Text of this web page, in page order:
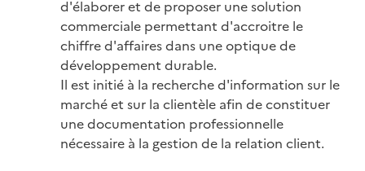
d'élaborer et de proposer une solution
commerciale permettant d'accroitre le
chiffre d'affaires dans une optique de
développement durable.
Il est initié à la recherche d'information sur le
marché et sur la clientèle afin de constituer
une documentation professionnelle
nécessaire à la gestion de la relation client.